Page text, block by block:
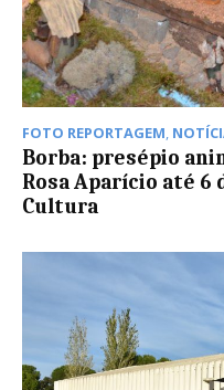
FOTO REPORTAGEM,
Borba: presépio
Rosa Aparício até 6
Cultura